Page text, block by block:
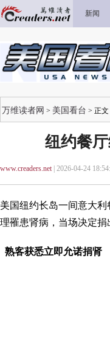
新闻
万维读者网 > 美国看台 > 正文
纽约餐
www.creaders.net| 2026-04-24
美国纽约长岛一间意大
理罹患肾病，当场决定
熟客获悉立即允诺捐肾